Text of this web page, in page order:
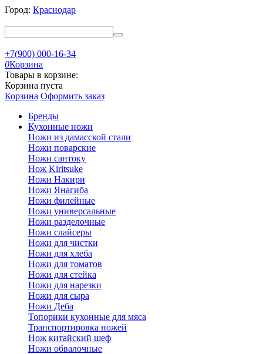
Город: Краснодар
+7(900) 000-16-34
0Корзина
Товары в корзине:
Корзина пуста
Корзина Оформить заказ
Бренды
Кухонные ножи
Ножи из дамасской стали
Ножи поварские
Ножи сантоку
Нож Kiritsuke
Ножи Накири
Ножи Янагиба
Ножи филейные
Ножи универсальные
Ножи разделочные
Ножи слайсеры
Ножи для чистки
Ножи для хлеба
Ножи для томатов
Ножи для стейка
Ножи для нарезки
Ножи для сыра
Ножи Деба
Топорики кухонные для мяса
Транспортировка ножей
Нож китайский шеф
Ножи обвалочные